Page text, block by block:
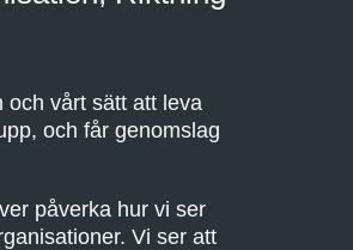
och vårt sätt att leva
och får genomslag
påverka hur vi ser
Vi ser att